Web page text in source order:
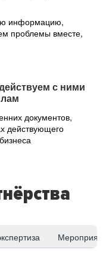
информацию,
проблемы вместе,
с ними
документов,
действующего